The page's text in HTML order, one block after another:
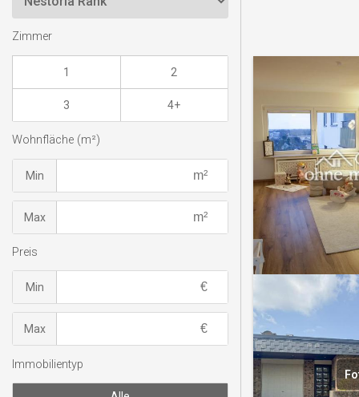
Zimmer
1 2
3 4+
Wohnfläche (m²)
Min
Max
Preis
Min
Max
Immobilientyp